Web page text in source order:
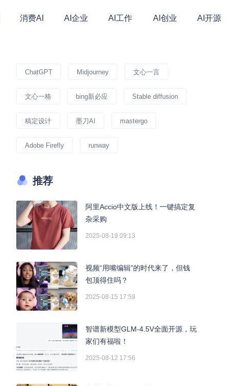
消费AI AI企业 AI工作 AI创业 AI开源
ChatGPT Midjourney 文心一言
文心一格 bing新必应 Stable diffusion
稿定设计 墨刀AI mastergo
Adobe Firefly runway
推荐
阿里Accio中文版上线！一键搞定复
杂采购
2025-08-19 09:13
视频“用嘴编辑”的时代来了，但钱
包顶得住吗？
2025-08-15 17:59
智谱新模型GLM-4.5V全面开源，玩
家们有福啦！
2025-08-12 17:56